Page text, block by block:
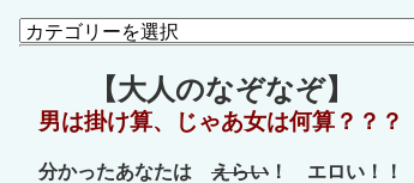
カ
テ
【大人のなぞなぞ】
男は掛け算、じゃあ女は何算？？？
分かったあなたは えらい ！ エロい！！